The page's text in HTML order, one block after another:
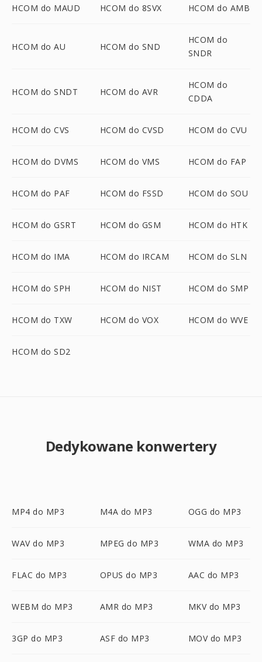
HCOM do MAUD HCOM do 8SVX HCOM do AMB
HCOM do AU HCOM do SND
HCOM do
SNDR
HCOM do SNDT HCOM do AVR
HCOM do
CDDA
HCOM do CVS HCOM do CVSD HCOM do CVU
HCOM do DVMS HCOM do VMS HCOM do FAP
HCOM do PAF HCOM do FSSD HCOM do SOU
HCOM do GSRT HCOM do GSM HCOM do HTK
HCOM do IMA HCOM do IRCAM HCOM do SLN
HCOM do SPH HCOM do NIST HCOM do SMP
HCOM do TXW HCOM do VOX HCOM do WVE
HCOM do SD2
Dedykowane konwertery
MP4 do MP3 M4A do MP3 OGG do MP3
WAV do MP3 MPEG do MP3 WMA do MP3
FLAC do MP3 OPUS do MP3 AAC do MP3
WEBM do MP3 AMR do MP3 MKV do MP3
3GP do MP3 ASF do MP3 MOV do MP3